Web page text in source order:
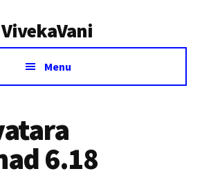
VivekaVani
Menu
6.18